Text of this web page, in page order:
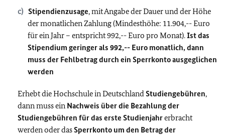
Stipendienzusage, mit Angabe der Dauer und der Höhe
der monatlichen Zahlung (Mindesthöhe: 11.904,-- Euro
für ein Jahr – entspricht 992,-- Euro pro Monat).Ist das
Stipendium geringer als 992,-- Euro monatlich, dann
muss der Fehlbetrag durch ein Sperrkonto ausgeglichen
werden
Erhebt die Hochschule in Deutschland Studiengebühren,
dann muss ein Nachweis über die Bezahlung der
Studiengebühren für das erste Studienjahrerbracht
werden oder dasSperrkonto um den Betrag der